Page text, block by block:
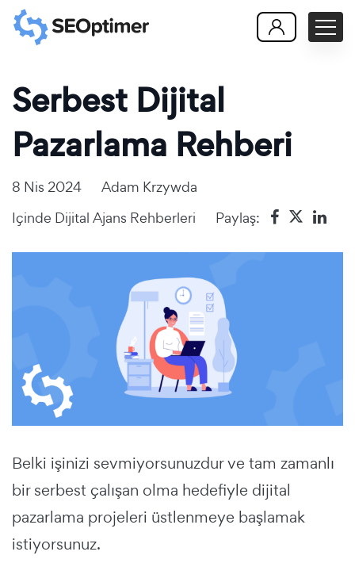
Serbest Dijital
Pazarlama Rehberi
8 Nis 2024
Adam Krzywda
Içinde Dijital Ajans Rehberleri Paylaş:
Belki işinizi sevmiyorsunuzdur ve tam zamanlı
bir serbest çalışan olma hedefiyle dijital
pazarlama projeleri üstlenmeye başlamak
istiyorsunuz.